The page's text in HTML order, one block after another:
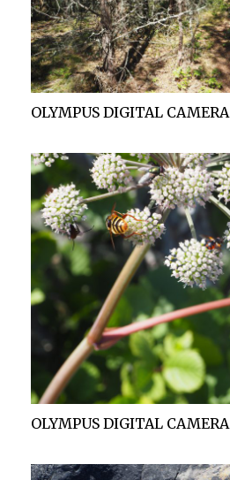
OLYMPUS DIGITAL CAMERA
OLYMPUS DIGITAL CAMERA